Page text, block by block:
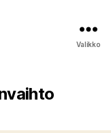
Valikko